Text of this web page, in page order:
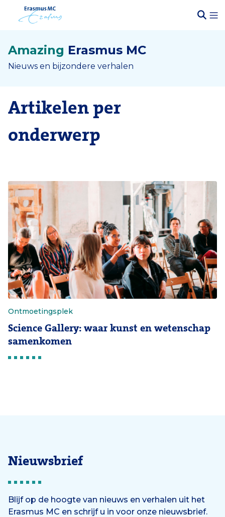
Amazing Erasmus MC
Nieuws en bijzondere verhalen
Artikelen per
onderwerp
Ontmoetingsplek
Science Gallery: waar kunst en wetenschap
samenkomen
Nieuwsbrief
Blijf op de hoogte van nieuws en verhalen uit het
Erasmus MC en schrijf u in voor onze nieuwsbrief.